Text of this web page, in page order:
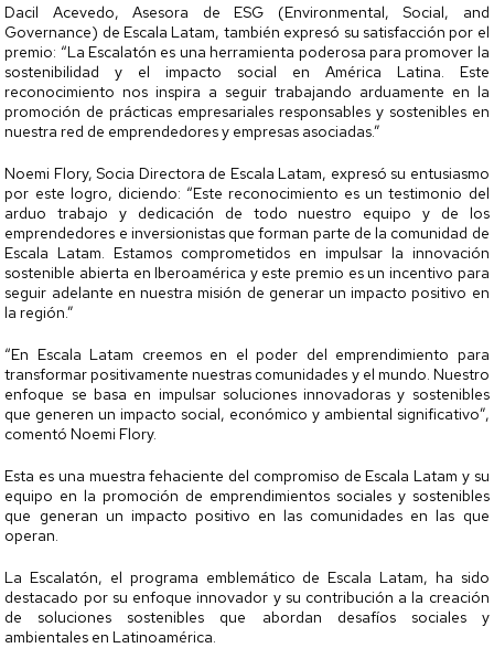
Dacil Acevedo, Asesora de ESG (Environmental, Social, and
Governance) de Escala Latam, también expresó su satisfacción por el
premio: “La Escalatón es una herramienta poderosa para promover la
sostenibilidad y el impacto social en América Latina. Este
reconocimiento nos inspira a seguir trabajando arduamente en la
promoción de prácticas empresariales responsables y sostenibles en
nuestra red de emprendedores y empresas asociadas.”
Noemi Flory, Socia Directora de Escala Latam, expresó su entusiasmo
por este logro, diciendo: “Este reconocimiento es un testimonio del
arduo trabajo y dedicación de todo nuestro equipo y de los
emprendedores e inversionistas que forman parte de la comunidad de
Escala Latam. Estamos comprometidos en impulsar la innovación
sostenible abierta en Iberoamérica y este premio es un incentivo para
seguir adelante en nuestra misión de generar un impacto positivo en
la región.”
“En Escala Latam creemos en el poder del emprendimiento para
transformar positivamente nuestras comunidades y el mundo. Nuestro
enfoque se basa en impulsar soluciones innovadoras y sostenibles
que generen un impacto social, económico y ambiental significativo”,
comentó Noemi Flory.
Esta es una muestra fehaciente del compromiso de Escala Latam y su
equipo en la promoción de emprendimientos sociales y sostenibles
que generan un impacto positivo en las comunidades en las que
operan.
La Escalatón, el programa emblemático de Escala Latam, ha sido
destacado por su enfoque innovador y su contribución a la creación
de soluciones sostenibles que abordan desafíos sociales y
ambientales en Latinoamérica.